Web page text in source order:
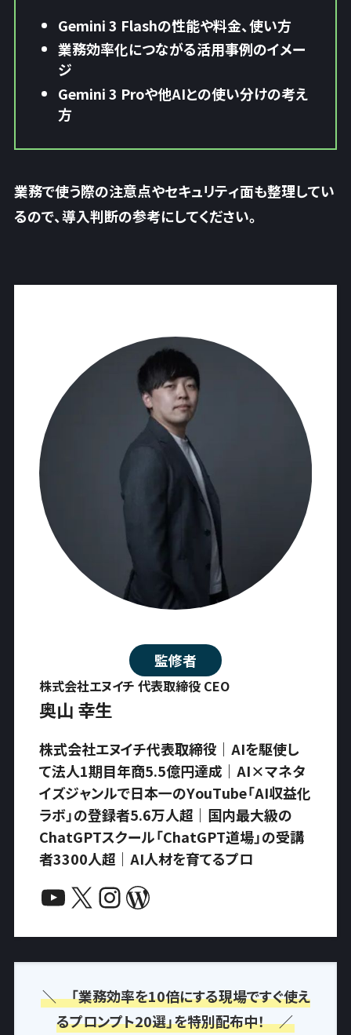
Gemini 3 Flashの性能や料金、使い方
業務効率化につながる活用事例のイメー
ジ
Gemini 3 Proや他AIとの使い分けの考え
方
業務で使う際の注意点やセキュリティ面も整理してい
るので、導入判断の参考にしてください。
監修者
株式会社エヌイチ 代表取締役 CEO
奥山 幸生
株式会社エヌイチ代表取締役｜AIを駆使し
て法人1期目年商5.5億円達成｜AI×マネタ
イズジャンルで日本一のYouTube「AI収益化
ラボ」の登録者5.6万人超｜国内最大級の
ChatGPTスクール「ChatGPT道場」の受講
者3300人超｜AI人材を育てるプロ
YouTube X InstagramWordPress
＼ 「業務効率を10倍にする現場ですぐ使え
るプロンプト20選」を特別配布中！ ／